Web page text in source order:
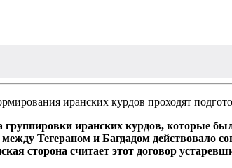
иранских курдов проходят
иранских курдов, которые
Тегераном и Багдадом действовало
сторона считает этот договор